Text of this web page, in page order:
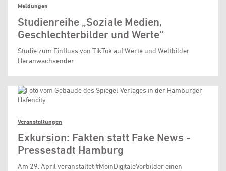
Meldungen
Studienreihe „Soziale Medien,
Geschlechterbilder und Werte“
Studie zum Einfluss von TikTok auf Werte und Weltbilder
Heranwachsender
Veranstaltungen
Exkursion: Fakten statt Fake News -
Pressestadt Hamburg
Am 29. April veranstaltet #MoinDigitaleVorbilder einen